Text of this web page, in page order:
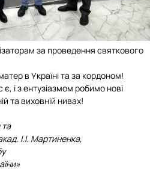
за проведення святкового
в Україні та за кордоном!
є, і з ентузіазмом робимо нові
та виховній нивах!
І.І. Мартиненка,